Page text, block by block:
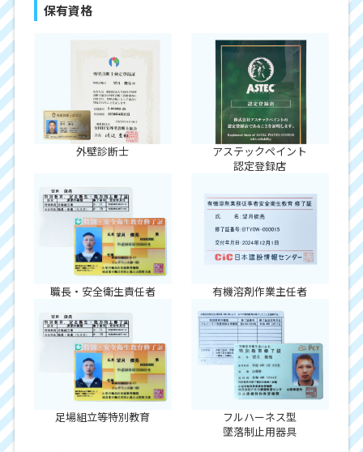
保有資格
外壁診断士
アステックペイント
認定登録店
職長・安全衛生責任者 有機溶剤作業主任者
足場組立等特別教育
フルハーネス型
墜落制止用器具